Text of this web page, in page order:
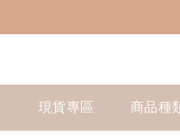
現貨專區 商品種